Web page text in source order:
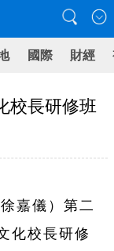
國際 財經
校長研修班
嘉儀）第二
化校長研修